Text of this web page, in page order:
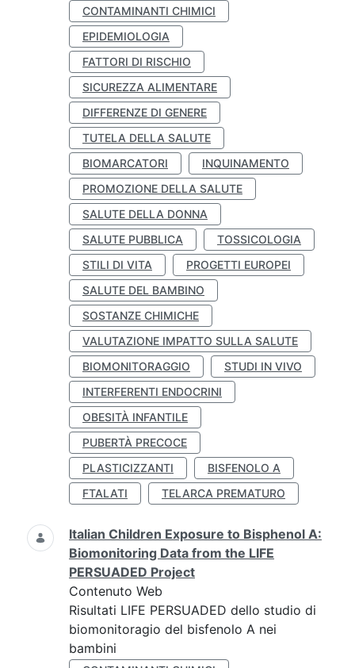
CONTAMINANTI CHIMICI
EPIDEMIOLOGIA
FATTORI DI RISCHIO
SICUREZZA ALIMENTARE
DIFFERENZE DI GENERE
TUTELA DELLA SALUTE
BIOMARCATORI
INQUINAMENTO
PROMOZIONE DELLA SALUTE
SALUTE DELLA DONNA
SALUTE PUBBLICA
TOSSICOLOGIA
STILI DI VITA
PROGETTI EUROPEI
SALUTE DEL BAMBINO
SOSTANZE CHIMICHE
VALUTAZIONE IMPATTO SULLA SALUTE
BIOMONITORAGGIO
STUDI IN VIVO
INTERFERENTI ENDOCRINI
OBESITÀ INFANTILE
PUBERTÀ PRECOCE
PLASTICIZZANTI
BISFENOLO A
FTALATI
TELARCA PREMATURO
Italian Children Exposure to Bisphenol A:
Biomonitoring Data from the LIFE
PERSUADED Project
Contenuto Web
Risultati LIFE PERSUADED dello studio di
biomonitoragio del bisfenolo A nei
bambini